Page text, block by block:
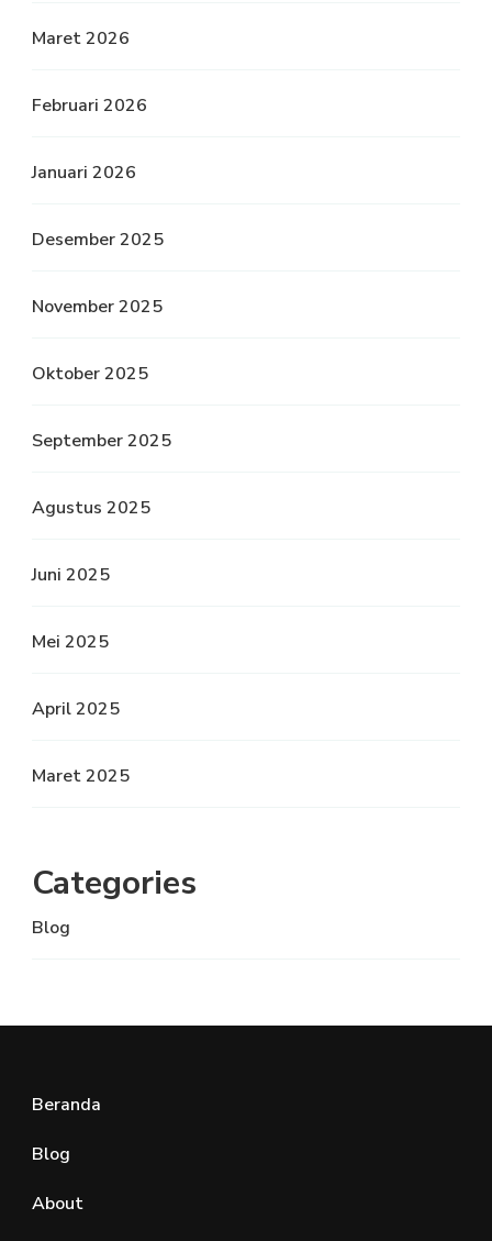
Maret 2026
Februari 2026
Januari 2026
Desember 2025
November 2025
Oktober 2025
September 2025
Agustus 2025
Juni 2025
Mei 2025
April 2025
Maret 2025
Categories
Blog
Beranda
Blog
About